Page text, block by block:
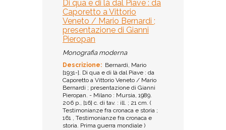
Di qua e di là dal Piave : da
Caporetto a Vittorio
Veneto / Mario Bernardi ;
presentazione di Gianni
Pieropan
Monografia moderna
Descrizione: Bernardi, Mario
[1931-]. Di qua e di là dal Piave : da
Caporetto a Vittorio Veneto / Mario
Bernardi ; presentazione di Gianni
Pieropan. - Milano : Mursia, 1989.
206 p., [16] c. di tav. : ill. ; 21 cm. (
Testimonianze fra cronaca e storia ;
161 , Testimonianze fra cronaca e
storia. Prima guerra mondiale )